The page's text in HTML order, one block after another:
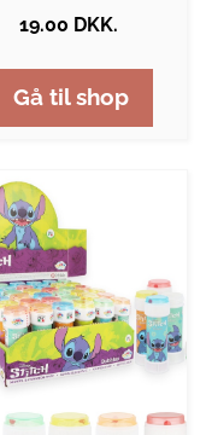
19.00 DKK.
Gå til shop